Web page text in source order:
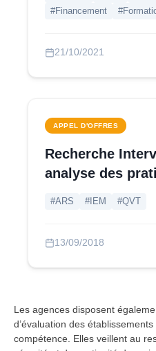
#Financement
21/10/2021
APPEL D'OFFRES
Recherche
analyse des
#ARS #IEM #QVT
13/09/2018
Les agences disposent
d’évaluation des
compétence. Elles veillent au